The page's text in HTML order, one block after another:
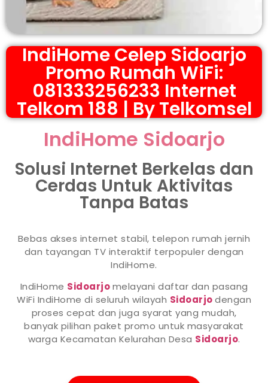
IndiHome Celep Sidoarjo
Promo Rumah WiFi:
081333256233 Internet
Telkom 188 | By Telkomsel
IndiHome Sidoarjo
Solusi Internet Berkelas dan
Cerdas Untuk Aktivitas
Tanpa Batas
Bebas akses internet stabil, telepon rumah jernih
dan tayangan TV interaktif terpopuler dengan
IndiHome.
IndiHome Sidoarjomelayani daftar dan pasang
WiFi IndiHome di seluruh wilayah Sidoarjodengan
proses cepat dan juga syarat yang mudah,
banyak pilihan paket promo untuk masyarakat
warga Kecamatan Kelurahan Desa Sidoarjo.